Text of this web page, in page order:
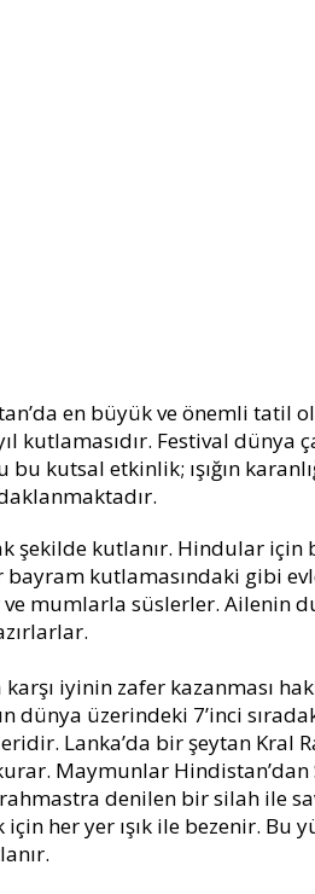
en büyük ve önemli tatil
kutlamasıdır. Festival dünya
kutsal etkinlik; ışığın
şekilde kutlanır. Hindular için
kutlamasındaki gibi
mumlarla süslerler. Ailenin
iyinin zafer kazanması
dünya üzerindeki 7’inci
Lanka’da bir şeytan Kral
Maymunlar
denilen bir silah ile
her yer ışık ile bezenir. Bu